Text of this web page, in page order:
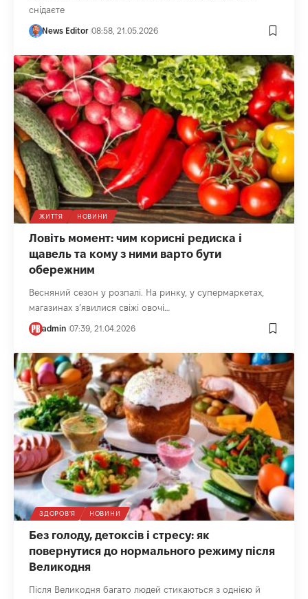
снідаєте
News Editor 08:58, 21.05.2026
ЖИТТЯ НОВИНИ
Ловіть момент: чим корисні редиска і
щавель та кому з ними варто бути
обережним
Весняний сезон у розпалі. На ринку, у супермаркетах,
магазинах з’явилися свіжі овочі…
admin 07:39, 21.04.2026
ЗДОРОВ'Я НОВИНИ
Без голоду, детоксів і стресу: як
повернутися до нормального режиму після
Великодня
Після Великодня багато людей стикаються з однією й